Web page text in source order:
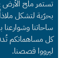
تستمر ملح الأرض
بحرّية لتشكل
ساحاتنا وشوارعنا
كل مساهماتكم
ليرووا قصصنا.